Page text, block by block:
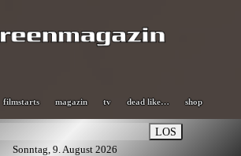
filmstarts magazin tv dead like… shop
LOS
Sonntag, 9. August 2026